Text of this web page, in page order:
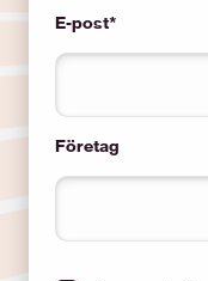
E-post*
Företag